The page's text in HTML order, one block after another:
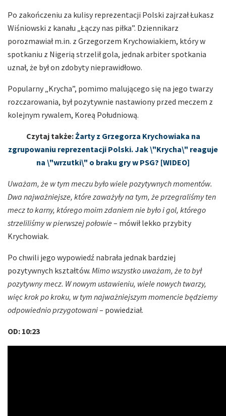
Po zakończeniu za kulisy reprezentacji Polski zajrzał Łukasz
Wiśniowski z kanału „Łączy nas piłka”. Dziennikarz
porozmawiał m.in. z Grzegorzem Krychowiakiem, który w
spotkaniu z Nigerią strzelił gola, jednak arbiter spotkania
uznał, że był on zdobyty nieprawidłowo.
Popularny „Krycha”, pomimo malującego się na jego twarzy
rozczarowania, był pozytywnie nastawiony przed meczem z
kolejnym rywalem, Koreą Południową.
Czytaj także:Żarty z Grzegorza Krychowiaka na
zgrupowaniu reprezentacji Polski. Jak \"Krycha\" reaguje
na \"wrzutki\" o braku gry w PSG? [WIDEO]
Uważam, że w tym meczu było wiele pozytywnych momentów.
Dwa najważniejsze, które zaważyły na tym, że przegraliśmy ten
mecz to karny, którego moim zdaniem nie było i gol, którego
strzeliliśmy w pierwszej połowie – mówił lekko przybity
Krychowiak.
Po chwili jego wypowiedź nabrała jednak bardziej
pozytywnych kształtów. Mimo wszystko uważam, że to był
pozytywny mecz. W nowym ustawieniu, wiele nowych twarzy,
więc krok po kroku, w tym najważniejszym momencie będziemy
odpowiednio przygotowani– powiedział.
OD: 10:23